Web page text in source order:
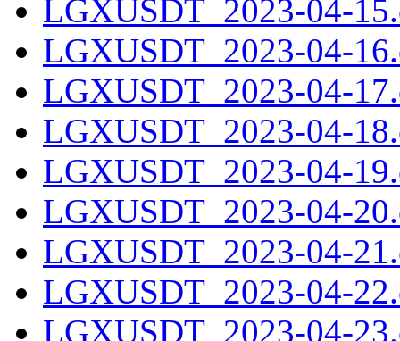
LGXUSDT_2023-04-
LGXUSDT_2023-04-
LGXUSDT_2023-04-
LGXUSDT_2023-04-
LGXUSDT_2023-04-
LGXUSDT_2023-04-
LGXUSDT_2023-04-
LGXUSDT_2023-04-
LGXUSDT_2023-04-